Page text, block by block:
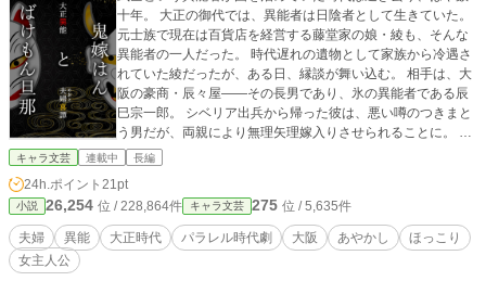
十年。 大正の御代では、異能者は日陰者として生きていた。
元士族で現在は百貨店を経営する藤堂家の娘・綾も、そんな
異能者の一人だった。 時代遅れの遺物として家族から冷遇さ
れていた綾だったが、ある日、縁談が舞い込む。 相手は、大
阪の豪商・辰々屋――その長男であり、氷の異能者である辰
巳宗一郎。 シベリア出兵から帰った彼は、悪い噂のつきまと
う男だが、両親により無理矢理嫁入りさせられることに。 新
しき世に存在する古き存在・異能者の夫婦の未来は、喜びに
るドタバタ夫婦の物語。
キャラ文芸 連載中 長編
24h.ポイント 21pt
小説 26,254 位 / 228,864件 キャラ文芸 275 位 / 5,635件
夫婦 異能 大正時代 パラレル時代劇 大阪 あやかし
ほっこり
女主人公